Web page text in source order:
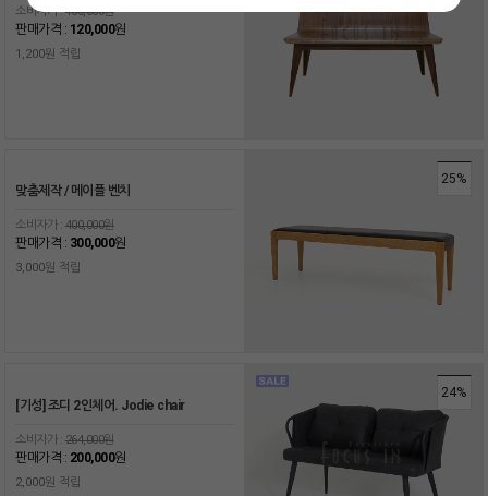
소비자가 :160,000원
판매가격 : 120,000원
1,200원 적립
25%
맞춤제작 / 메이플 벤치
소비자가 : 400,000원
판매가격 : 300,000원
3,000원 적립
24%
[기성] 조디 2인체어. Jodie chair
소비자가 : 264,000원
판매가격 : 200,000원
2,000원 적립